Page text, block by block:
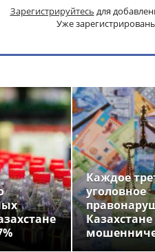
Зарегистрируйтесь для
Уже
Каждое
уголовное
Казахстане